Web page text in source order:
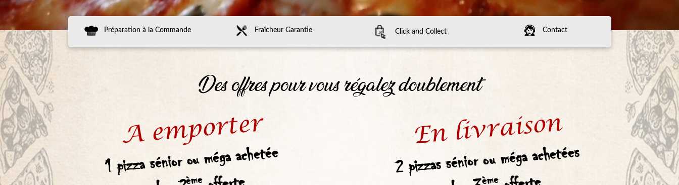
Préparation à la Commande Fraîcheur Garantie Click and Collect Contact
Des offres pour vous régalez doublement
A emporter
1 pizza sénior ou méga achetée
ème
En livraison
2 pizzas sénior ou méga achetées
ème